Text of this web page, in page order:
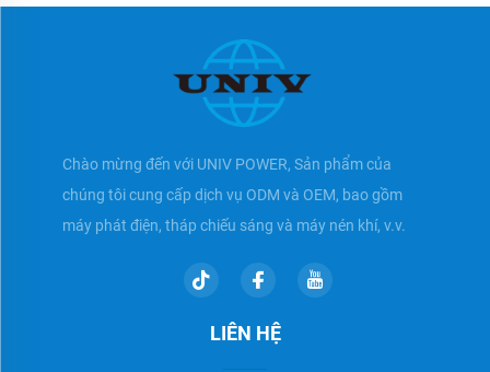
Chào mừng đến với UNIV POWER, Sản phẩm của
chúng tôi cung cấp dịch vụ ODM và OEM, bao gồm
máy phát điện, tháp chiếu sáng và máy nén khí, v.v.
LIÊN HỆ